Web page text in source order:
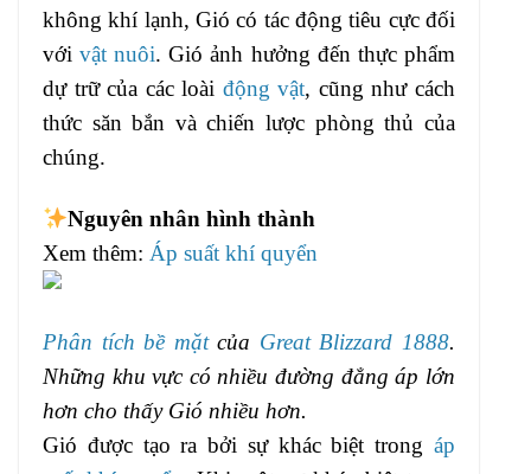
không khí lạnh, Gió có tác động tiêu cực đối
vớivật nuôi. Gió ảnh hưởng đến thực phẩm
dự trữ của các loài động vật, cũng như cách
thức săn bắn và chiến lược phòng thủ của
chúng.
Nguyên nhân hình thành
Xem thêm: Áp suất khí quyển
Phân tích bề mặtcủa Great Blizzard 1888.
Những khu vực có nhiều đường đẳng áp lớn
hơn cho thấy Gió nhiều hơn.
Gió được tạo ra bởi sự khác biệt trong áp